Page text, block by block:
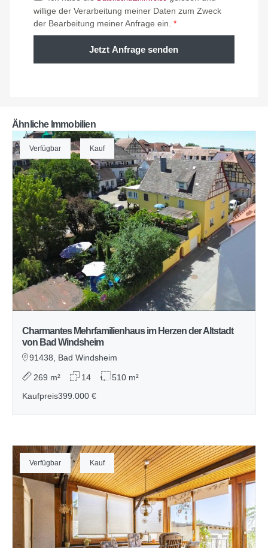
willige der Verarbeitung meiner Daten zum Zweck
der Bearbeitung meiner Anfrage ein. *
Jetzt Anfrage senden
Ähnliche Immobilien
Verfügbar Kauf
Charmantes Mehrfamilienhaus im Herzen der Altstadt
von Bad Windsheim
91438, Bad Windsheim
269 m² 14
510 m²
Kaufpreis399.000 €
Verfügbar Kauf